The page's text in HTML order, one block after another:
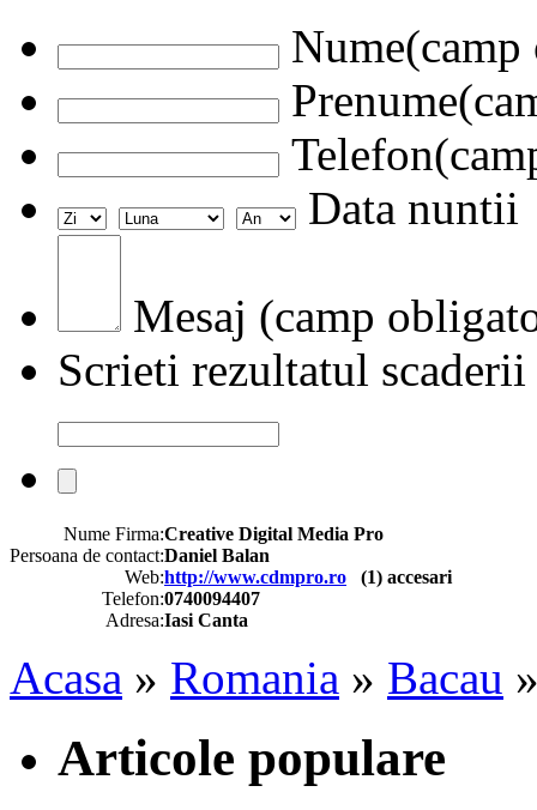
Data nuntii
Mesaj (camp
Scrieti rezultatul scaderii
Nume Firma:Creative Digital Media Pro
Persoana de contact:Daniel Balan
Web:http://www.cdmpro.ro (1) accesari
Telefon:0740094407
Adresa:Iasi Canta
Acasa » Romania » Bacau
Articole populare